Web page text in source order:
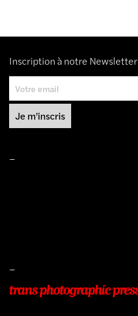
Inscription à notre Newsletter
–
–